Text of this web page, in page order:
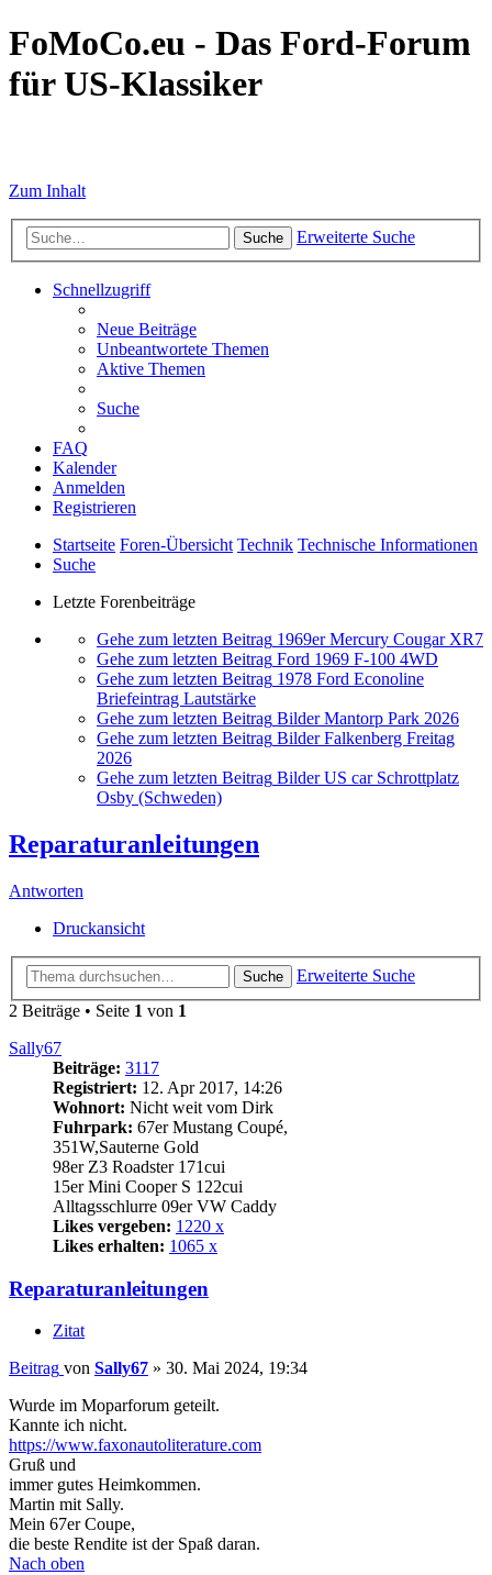
FoMoCo.eu - Das Ford-Forum
für US-Klassiker
Zum Inhalt
Suche Erweiterte Suche
Schnellzugriff
Neue Beiträge
Unbeantwortete Themen
Aktive Themen
Suche
FAQ
Kalender
Anmelden
Registrieren
Startseite Foren-Übersicht Technik Technische Informationen
Suche
Letzte Forenbeiträge
Gehe zum letzten Beitrag 1969er Mercury Cougar XR7
Gehe zum letzten Beitrag Ford 1969 F-100 4WD
Gehe zum letzten Beitrag 1978 Ford Econoline
Briefeintrag Lautstärke
Gehe zum letzten Beitrag Bilder Mantorp Park 2026
Gehe zum letzten Beitrag Bilder Falkenberg Freitag
2026
Gehe zum letzten Beitrag Bilder US car Schrottplatz
Osby (Schweden)
Reparaturanleitungen
Antworten
Druckansicht
Suche
Erweiterte Suche
2 Beiträge • Seite 1 von 1
Sally67
Beiträge: 3117
Registriert: 12. Apr 2017, 14:26
Wohnort: Nicht weit vom Dirk
Fuhrpark: 67er Mustang Coupé,
351W,Sauterne Gold
98er Z3 Roadster 171cui
15er Mini Cooper S 122cui
Alltagsschlurre 09er VW Caddy
Likes vergeben: 1220 x
Likes erhalten: 1065 x
Reparaturanleitungen
Zitat
Beitrag von Sally67 » 30. Mai 2024, 19:34
Wurde im Moparforum geteilt.
Kannte ich nicht.
https://www.faxonautoliterature.com
Gruß und
immer gutes Heimkommen.
Martin mit Sally.
Mein 67er Coupe,
die beste Rendite ist der Spaß daran.
Nach oben